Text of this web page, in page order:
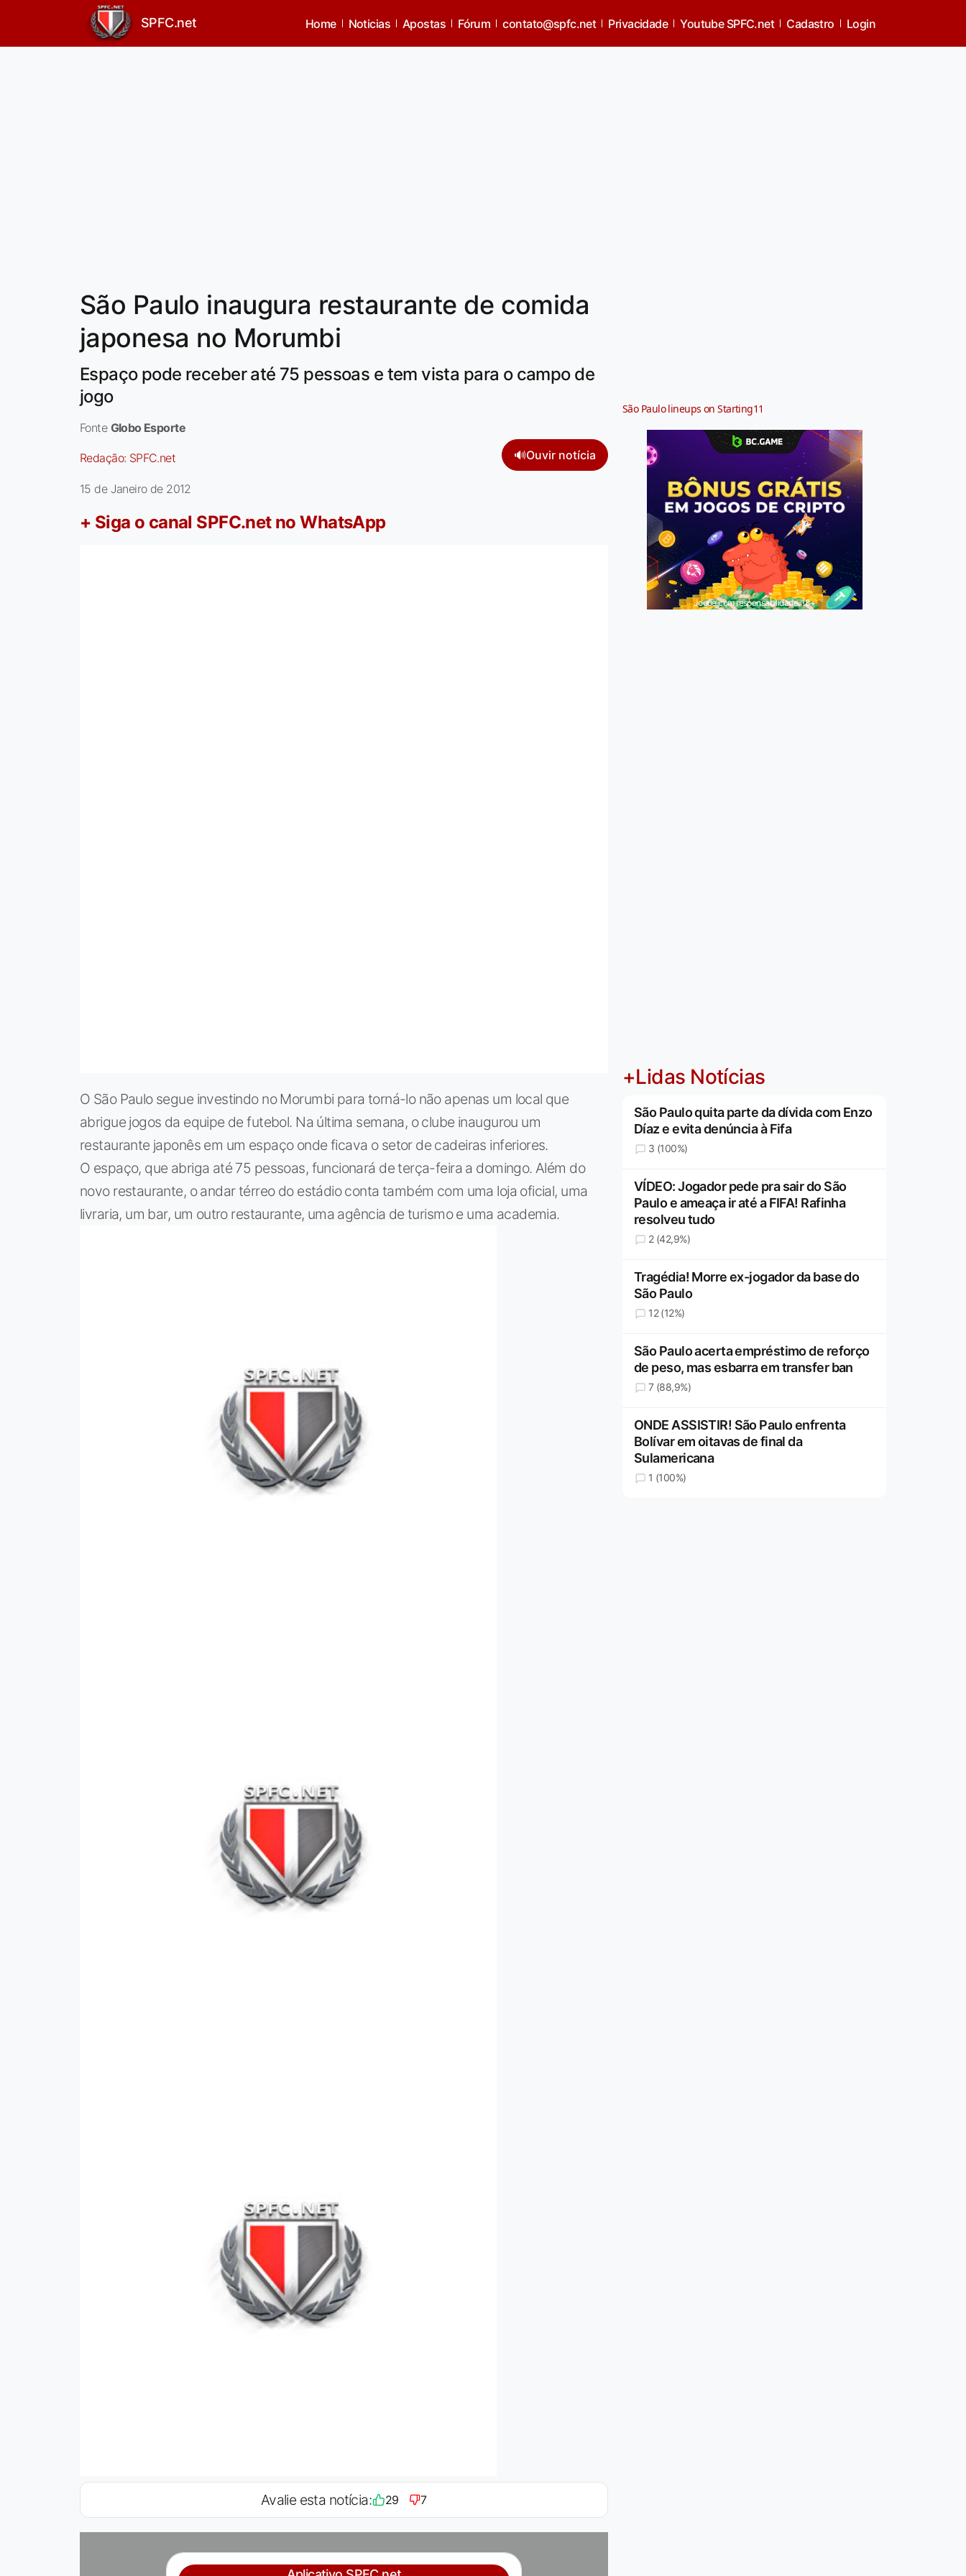
SPFC.net Home Noticias Apostas Fórum contato@spfc.net Privacidade Youtube SPFC.net Cadastro Login
São Paulo inaugura restaurante de comida
japonesa no Morumbi
Espaço pode receber até 75 pessoas e tem vista para o campo de
jogo
Fonte Globo Esporte
Redação: SPFC.net 🔊Ouvir notícia
15 de Janeiro de 2012
+ Siga o canal SPFC.net no WhatsApp
O São Paulo segue investindo no Morumbi para torná-lo não apenas um local que
abrigue jogos da equipe de futebol. Na última semana, o clube inaugurou um
restaurante japonês em um espaço onde ficava o setor de cadeiras inferiores.
O espaço, que abriga até 75 pessoas, funcionará de terça-feira a domingo. Além do
novo restaurante, o andar térreo do estádio conta também com uma loja oficial, uma
livraria, um bar, um outro restaurante, uma agência de turismo e uma academia.
Avalie esta notícia: 29 7
São Paulo lineups on Starting11
Jogue com responsabilidade. 18+
+Lidas Notícias
São Paulo quita parte da dívida com Enzo
Díaz e evita denúncia à Fifa
3 (100%)
VÍDEO: Jogador pede pra sair do São
Paulo e ameaça ir até a FIFA! Rafinha
resolveu tudo
2 (42,9%)
Tragédia! Morre ex-jogador da base do
São Paulo
12 (12%)
São Paulo acerta empréstimo de reforço
de peso, mas esbarra em transfer ban
7 (88,9%)
ONDE ASSISTIR! São Paulo enfrenta
Bolívar em oitavas de final da
Sulamericana
1 (100%)